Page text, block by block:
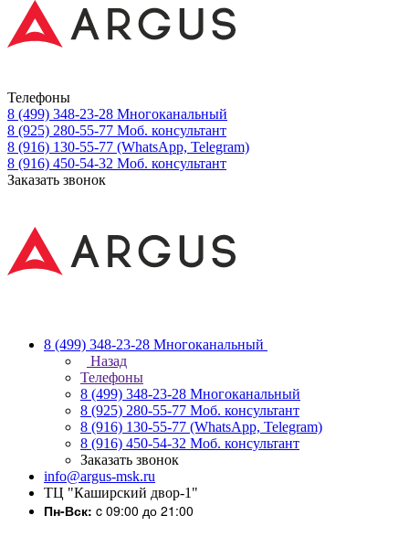
Телефоны
8 (499) 348-23-28 Многоканальный
8 (925) 280-55-77 Моб. консультант
8 (916) 130-55-77 (WhatsApp, Telegram)
8 (916) 450-54-32 Моб. консультант
Заказать звонок
8 (499) 348-23-28 Многоканальный
Назад
Телефоны
8 (499) 348-23-28 Многоканальный
8 (925) 280-55-77 Моб. консультант
8 (916) 130-55-77 (WhatsApp, Telegram)
8 (916) 450-54-32 Моб. консультант
Заказать звонок
info@argus-msk.ru
ТЦ "Каширский двор-1"
Пн-Вск: c 09:00 до 21:00